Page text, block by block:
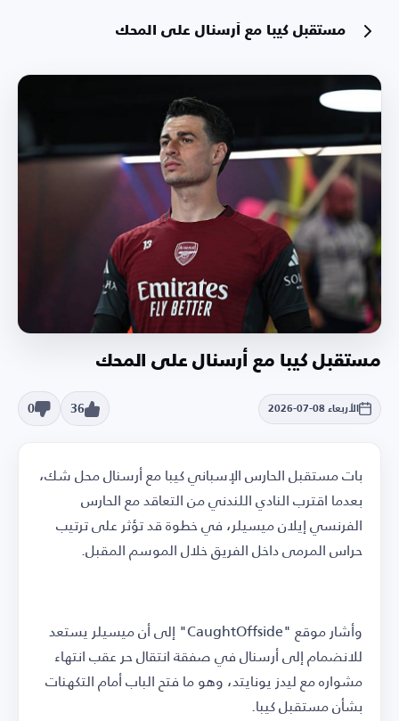
مستقبل كيبا مع أرسنال على المحك
مستقبل كيبا مع أرسنال على المحك
الأربعاء 08-07-2026 36
0
بات مستقبل الحارس الإسباني كيبا مع أرسنال محل شك،
بعدما اقترب النادي اللندني من التعاقد مع الحارس
الفرنسي إيلان ميسيلر، في خطوة قد تؤثر على ترتيب
حراس المرمى داخل الفريق خلال الموسم المقبل.
وأشار موقع "CaughtOffside" إلى أن ميسيلر يستعد
للانضمام إلى أرسنال في صفقة انتقال حر عقب انتهاء
مشواره مع ليدز يونايتد، وهو ما فتح الباب أمام التكهنات
بشأن مستقبل كيبا.